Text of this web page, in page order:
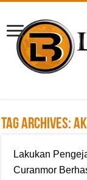
Tag Archives:
Lakukan
Curanmor